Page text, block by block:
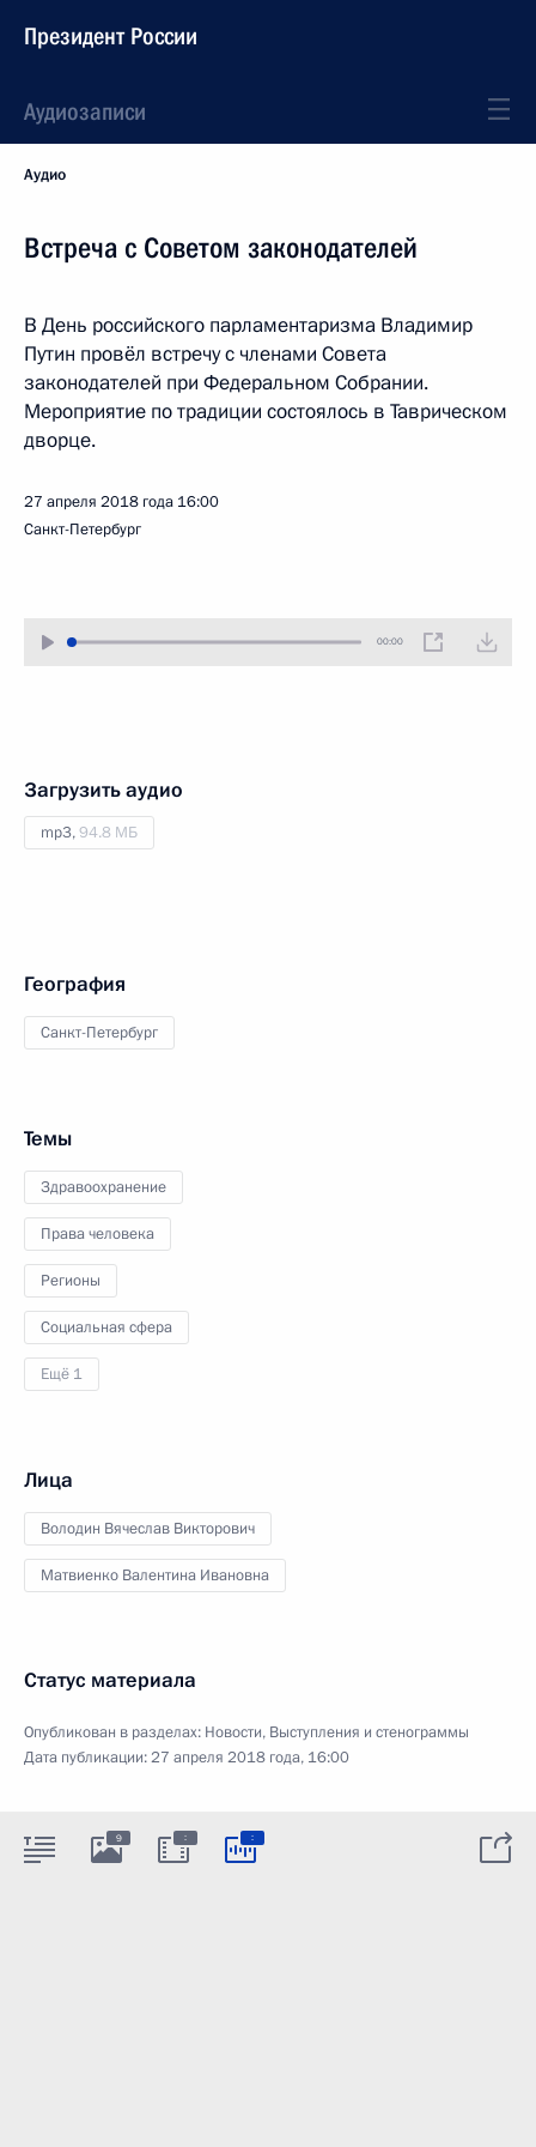
Президент России
Аудиозаписи
Аудио
Встреча с Советом законодателей
В День российского парламентаризма Владимир
Путин провёл встречу с членами Совета
законодателей при Федеральном Собрании.
Мероприятие по традиции состоялось в Таврическом
дворце.
27 апреля 2018 года 16:00
Санкт-Петербург
00:00
Загрузить аудио
mp3,94.8 МБ
География
Санкт-Петербург
Темы
Здравоохранение
Права человека
Регионы
Социальная сфера
Ещё 1
Лица
Володин Вячеслав Викторович
Матвиенко Валентина Ивановна
Статус материала
Опубликован в разделах: Новости, Выступления и стенограммы
Дата публикации:27 апреля 2018 года, 16:00
9 : :